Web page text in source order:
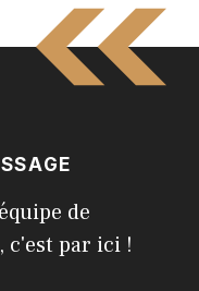
de
c'est par ici !